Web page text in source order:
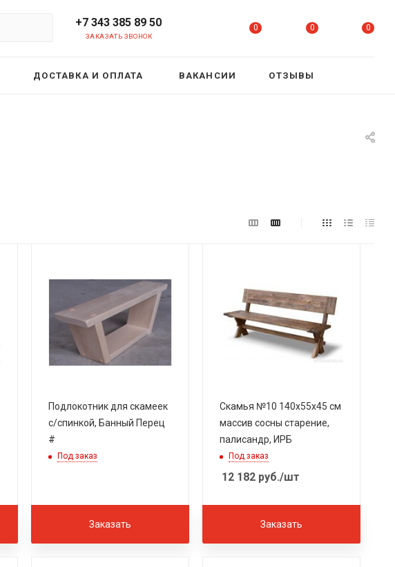
+7 343 385 89 50
ЗАКАЗАТЬ ЗВОНОК
0 0 0
ДОСТАВКА И ОПЛАТА ВАКАНСИИ ОТЗЫВЫ
Подлокотник для скамеек
с/спинкой, Банный Перец
#
Под заказ
Заказать
Скамья №10 140х55х45 см
массив сосны старение,
палисандр, ИРБ
Под заказ
12 182руб./шт
Заказать